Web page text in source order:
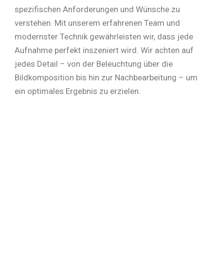
spezifischen Anforderungen und Wünsche zu
verstehen. Mit unserem erfahrenen Team und
modernster Technik gewährleisten wir, dass jede
Aufnahme perfekt inszeniert wird. Wir achten auf
jedes Detail – von der Beleuchtung über die
Bildkomposition bis hin zur Nachbearbeitung – um
ein optimales Ergebnis zu erzielen.